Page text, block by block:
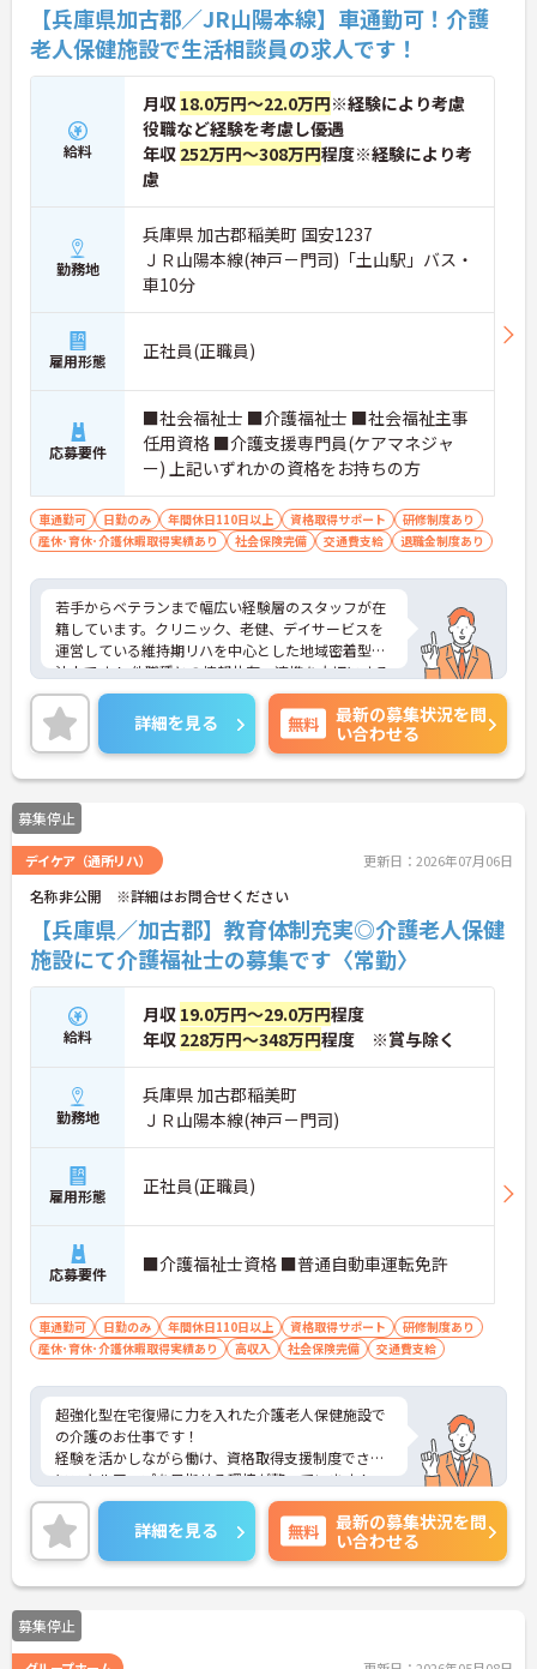
【兵庫県加古郡／JR山陽本線】車通勤可！介護
老人保健施設で生活相談員の求人です！
給料
月収 18.0万円～22.0万円※経験により考慮
役職など経験を考慮し優遇
年収 252万円～308万円程度※経験により考
慮
勤務地
兵庫県 加古郡稲美町 国安1237
ＪＲ山陽本線(神戸－門司)「土山駅」バス・
車10分
雇用形態 正社員(正職員)
応募要件
■社会福祉士 ■介護福祉士 ■社会福祉主事
任用資格 ■介護支援専門員(ケアマネジャ
ー) 上記いずれかの資格をお持ちの方
車通勤可 日勤のみ 年間休日110日以上 資格取得サポート
研修制度あり
産休･育休･介護休暇取得実績あり
社会保険完備 交通費支給 退職金制度あり
若手からベテランまで幅広い経験層のスタッフが在
籍しています。クリニック、老健、デイサービスを
運営している維持期リハを中心とした地域密着型の
法人です！ 他職種との情報共有、連携を大切にする
風土が有ります！
給与に関しては、年功序列制でなく抜擢人事を取り
入れておりますので、がんばり次第で役職、お給与
アップも中長期的に検討できます！
未経験の方も歓迎の求人です！
詳細を見る 無料
最新の募集状況を問
い合わせる
募集停止
デイケア（通所リハ） 更新日：2026年07月06日
名称非公開 ※詳細はお問合せください
【兵庫県／加古郡】教育体制充実◎介護老人保健
施設にて介護福祉士の募集です〈常勤〉
給料
月収 19.0万円～29.0万円程度
年収 228万円～348万円程度 ※賞与除く
勤務地
兵庫県 加古郡稲美町
ＪＲ山陽本線(神戸－門司)
雇用形態 正社員(正職員)
応募要件 ■介護福祉士資格 ■普通自動車運転免許
車通勤可 日勤のみ 年間休日110日以上 資格取得サポート
研修制度あり
産休･育休･介護休暇取得実績あり
高収入 社会保険完備 交通費支給
超強化型在宅復帰に力を入れた介護老人保健施設で
の介護のお仕事です！
経験を活かしながら働け、資格取得支援制度でさら
にスキルアップを目指せる環境が整っています！
ご興味ある方には、面接のポイントなど、さらに詳
細をお話致しますのでお気軽にご相談ください。
詳細を見る 無料
最新の募集状況を問
い合わせる
募集停止